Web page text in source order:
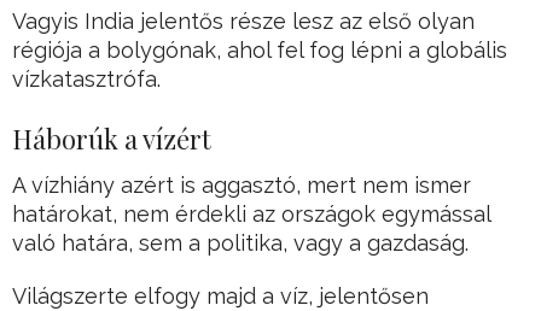
Vagyis India jelentős része lesz az első olyan
régiója a bolygónak, ahol fel fog lépni a globális
vízkatasztrófa.
Háborúk a vízért
A vízhiány azért is aggasztó, mert nem ismer
határokat, nem érdekli az országok egymással
való határa, sem a politika, vagy a gazdaság.
Világszerte elfogy majd a víz, jelentősen